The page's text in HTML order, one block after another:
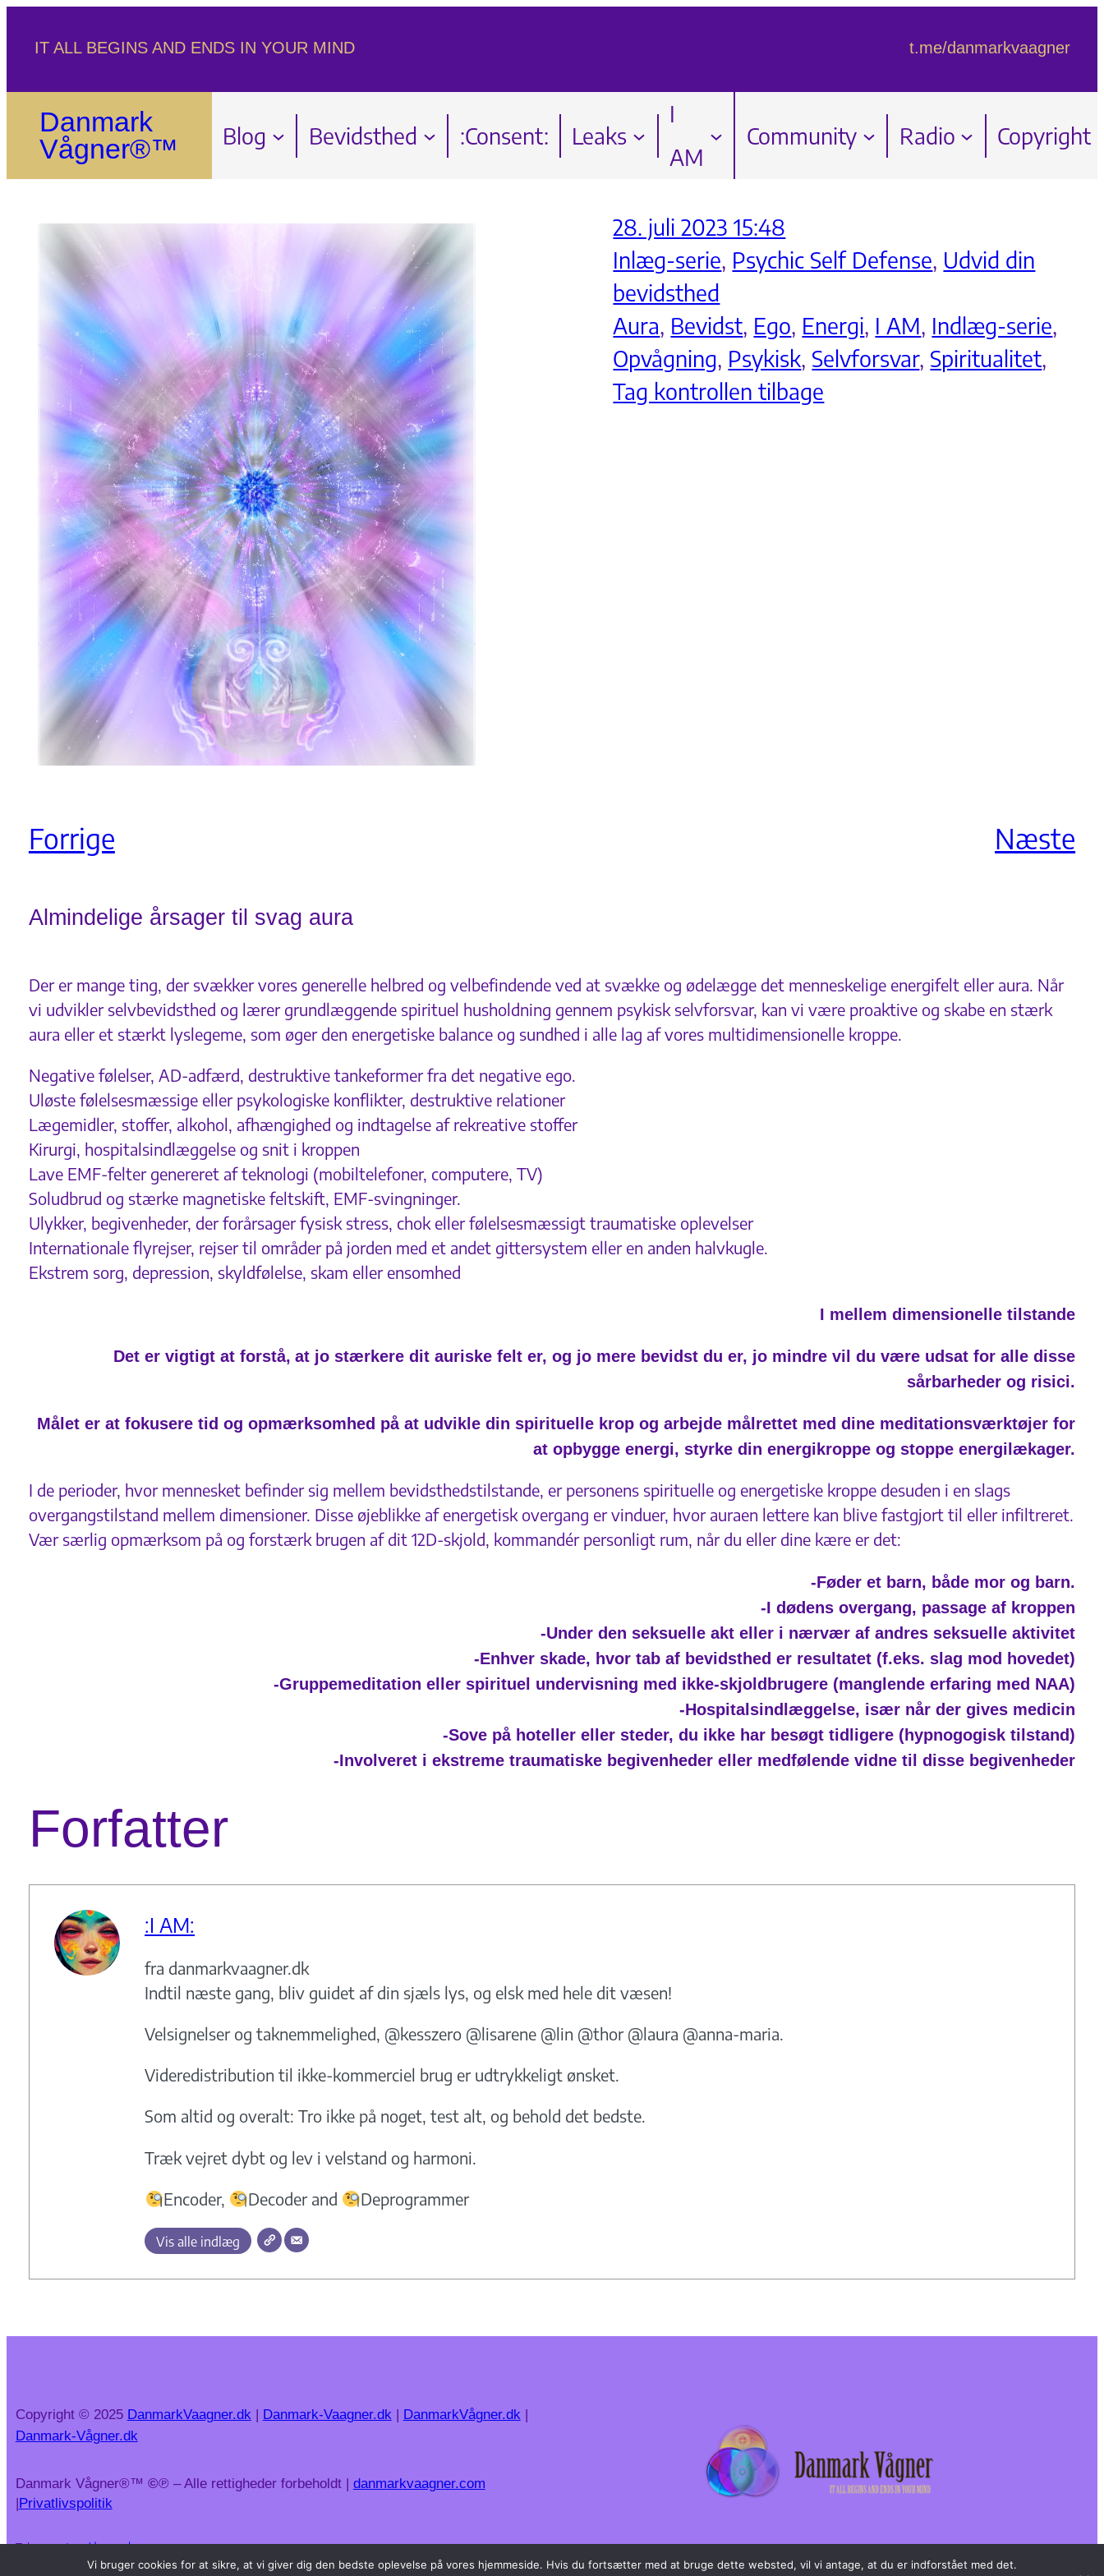
indhold
IT ALL BEGINS AND ENDS IN YOUR MIND t.me/danmarkvaagner
Danmark
Vågner®™
Blog Bevidsthed :Consent: Leaks
I
AM
Community Radio Copyright
28. juli 2023 15:48
Inlæg-serie, Psychic Self Defense, Udvid din
bevidsthed
Aura, Bevidst, Ego, Energi, I AM, Indlæg-serie
Opvågning, Psykisk, Selvforsvar, Spiritualitet
Tag kontrollen tilbage
Forrige Næste
Almindelige årsager til svag aura
Der er mange ting, der svækker vores generelle helbred og velbefindende ved at svække og ødelægge det menneskelige energifelt eller aura. Når
vi udvikler selvbevidsthed og lærer grundlæggende spirituel husholdning gennem psykisk selvforsvar, kan vi være proaktive og skabe en stærk
aura eller et stærkt lyslegeme, som øger den energetiske balance og sundhed i alle lag af vores multidimensionelle kroppe.
Negative følelser, AD-adfærd, destruktive tankeformer fra det negative ego.
Uløste følelsesmæssige eller psykologiske konflikter, destruktive relationer
Lægemidler, stoffer, alkohol, afhængighed og indtagelse af rekreative stoffer
Kirurgi, hospitalsindlæggelse og snit i kroppen
Lave EMF-felter genereret af teknologi (mobiltelefoner, computere, TV)
Soludbrud og stærke magnetiske feltskift, EMF-svingninger.
Ulykker, begivenheder, der forårsager fysisk stress, chok eller følelsesmæssigt traumatiske oplevelser
Internationale flyrejser, rejser til områder på jorden med et andet gittersystem eller en anden halvkugle.
Ekstrem sorg, depression, skyldfølelse, skam eller ensomhed
I mellem dimensionelle tilstande
Det er vigtigt at forstå, at jo stærkere dit auriske felt er, og jo mere bevidst du er, jo mindre vil du være udsat for alle disse
sårbarheder og risici.
Målet er at fokusere tid og opmærksomhed på at udvikle din spirituelle krop og arbejde målrettet med dine meditationsværktøjer for
at opbygge energi, styrke din energikroppe og stoppe energilækager.
I de perioder, hvor mennesket befinder sig mellem bevidsthedstilstande, er personens spirituelle og energetiske kroppe desuden i en slags
overgangstilstand mellem dimensioner. Disse øjeblikke af energetisk overgang er vinduer, hvor auraen lettere kan blive fastgjort til eller infiltreret.
Vær særlig opmærksom på og forstærk brugen af dit 12D-skjold, kommandér personligt rum, når du eller dine kære er det:
-Føder et barn, både mor og barn.
-I dødens overgang, passage af kroppen
-Under den seksuelle akt eller i nærvær af andres seksuelle aktivitet
-Enhver skade, hvor tab af bevidsthed er resultatet (f.eks. slag mod hovedet)
-Gruppemeditation eller spirituel undervisning med ikke-skjoldbrugere (manglende erfaring med NAA)
-Hospitalsindlæggelse, især når der gives medicin
-Sove på hoteller eller steder, du ikke har besøgt tidligere (hypnogogisk tilstand)
-Involveret i ekstreme traumatiske begivenheder eller medfølende vidne til disse begivenheder
Forfatter
:I AM:
fra danmarkvaagner.dk
Indtil næste gang, bliv guidet af din sjæls lys, og elsk med hele dit væsen!
Velsignelser og taknemmelighed, @kesszero @lisarene @lin @thor @laura @anna-maria.
Videredistribution til ikke-kommerciel brug er udtrykkeligt ønsket.
Som altid og overalt: Tro ikke på noget, test alt, og behold det bedste.
Træk vejret dybt og lev i velstand og harmoni.
Encoder, Decoder and Deprogrammer
Vis alle indlæg
Copyright © 2025 DanmarkVaagner.dk | Danmark-Vaagner.dk | DanmarkVågner.dk |
Danmark-Vågner.dk
Danmark Vågner®™ ©℗ – Alle rettigheder forbeholdt | danmarkvaagner.com
|Privatlivspolitik
Telegram:t.me/danmarkvaagner
Vi bruger cookies for at sikre, at vi giver dig den bedste oplevelse på vores hjemmeside. Hvis du fortsætter med at bruge dette websted, vil vi antage, at du er indforstået med det.